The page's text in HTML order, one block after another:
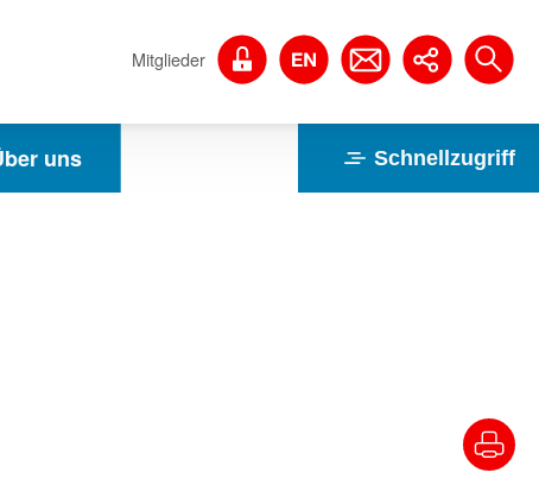
Mitglieder
uns Schnellzugriff